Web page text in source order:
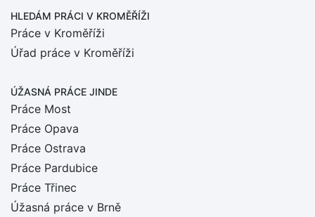
HLEDÁM PRÁCI V KROMĚŘÍŽI
Práce v Kroměříži
Úřad práce v Kroměříži
ÚŽASNÁ PRÁCE JINDE
Práce Most
Práce Opava
Práce Ostrava
Práce Pardubice
Práce Třinec
Úžasná práce v Brně